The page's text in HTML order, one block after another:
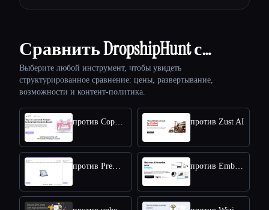
Сравнить DropshipHunt с…
Выберите любой инструмент, чтобы увидеть
структурированное сравнение: цены, развертывание,
возможности и контент-политика.
против CopyMonkey против Zust AI
против Prems Ai против Embolden